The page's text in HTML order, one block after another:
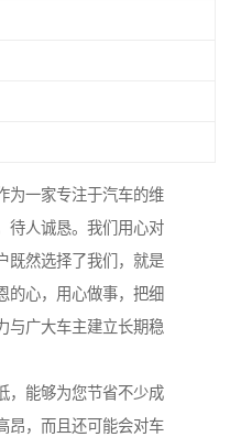
为一家专注于汽车的维
待人诚恳。我们用心对
既然选择了我们，就是
的心，用心做事，把细
与广大车主建立长期稳
，能够为您节省不少成
昂，而且还可能会对车